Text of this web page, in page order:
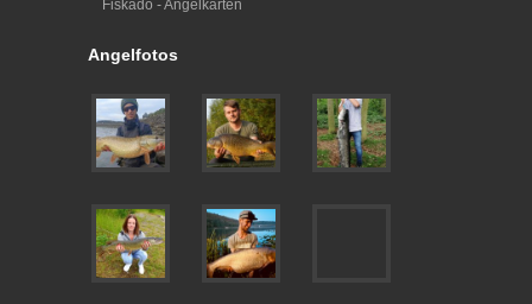
Fiskado - Angelkarten
Angelfotos